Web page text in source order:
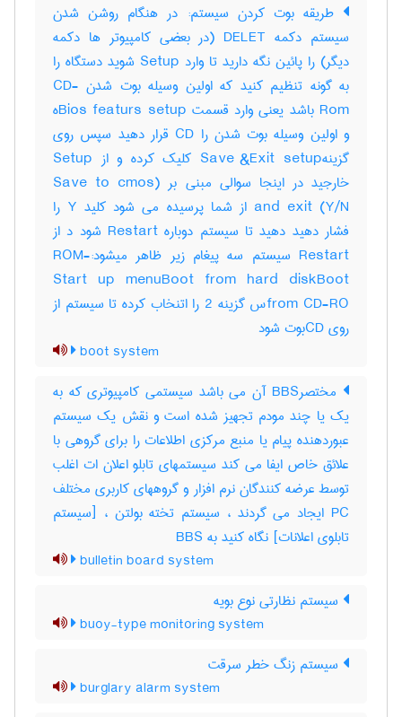
طریقه بوت کردن سیستم: در هنگام روشن شدن
سیستم دکمه DELET (در بعضی کامپیوتر ها دکمه
دیگر) را پائین نگه دارید تا وارد Setup شوید دستگاه را
به گونه تنظیم کنید که اولین وسیله بوت شدن CD-
Rom باشد یعنی وارد قسمت Bios featurs setupه
و اولین وسیله بوت شدن را CD قرار دهید سپس روی
گزینهSave &Exit setup کلیک کرده و از Setup
خارجید در اینجا سوالی مبنی بر (Save to cmos
and exit (Y/N از شما پرسیده می شود کلید Y را
فشار دهید دهید تا سیستم دوباره Restart شود د از
Restart سیستم سه پیغام زیر ظاهر میشود:-ROM
Start up menuBoot from hard diskBoot
from CD-ROس گزینه 2 را اتنخاب کرده تا سیستم از
روی CDبوت شود
boot system
مختصرBBS آن می باشد سیستمی کامپیوتری که به
یک یا چند مودم تجهیز شده است و نقش یک سیستم
عبوردهنده پیام یا منبع مرکزی اطلاعات را برای گروهی با
علائق خاص ایفا می کند سیستمهای تابلو اعلان ات اغلب
توسط عرضه کنندگان نرم افزار و گروههای کاربری مختلف
PC ایجاد می گردند ، سیستم تخته بولتن ، [سیستم
تابلوی اعلانات] نگاه کنید به ‎ BBS
bulletin board system
سیستم نظارتی نوع بویه
buoy-type monitoring system
سیستم زنگ خطر سرقت
burglary alarm system